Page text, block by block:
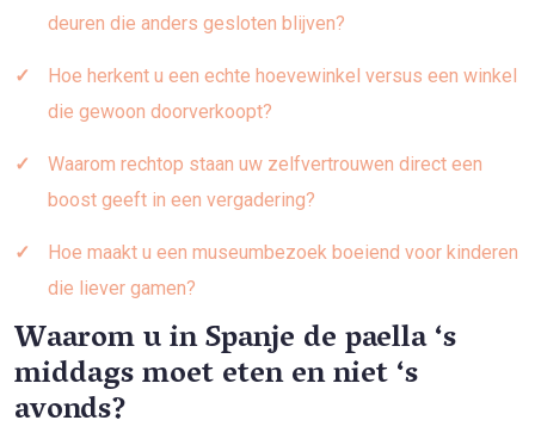
deuren die anders gesloten blijven?
Hoe herkent u een echte hoevewinkel versus een winkel
die gewoon doorverkoopt?
Waarom rechtop staan uw zelfvertrouwen direct een
boost geeft in een vergadering?
Hoe maakt u een museumbezoek boeiend voor kinderen
die liever gamen?
Waarom u in Spanje de paella ‘s
middags moet eten en niet ‘s
avonds?